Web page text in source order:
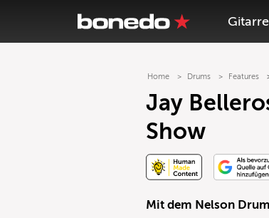
Gitarre
Home Drums Features
Jay
Show
Mit dem Nelson